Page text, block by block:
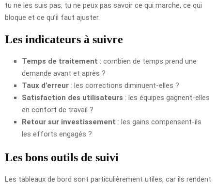
tu ne les suis pas, tu ne peux pas savoir ce qui marche, ce qui
bloque et ce qu’il faut ajuster.
Les indicateurs à suivre
Temps de traitement : combien de temps prend une
demande avant et après ?
Taux d’erreur : les corrections diminuent-elles ?
Satisfaction des utilisateurs : les équipes gagnent-elles
en confort de travail ?
Retour sur investissement : les gains compensent-ils
les efforts engagés ?
Les bons outils de suivi
Les tableaux de bord sont particulièrement utiles, car ils rendent